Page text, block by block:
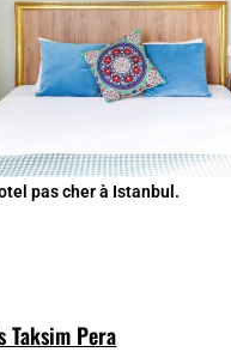
pas cher à Istanbul.
Taksim Pera